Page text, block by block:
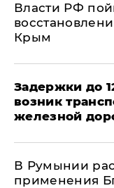
Власти РФ
Крым
Задержки до
возник
железной
В Румынии
применения